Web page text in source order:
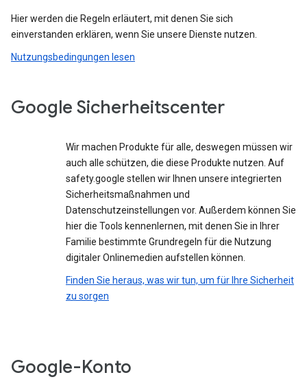
Hier werden die Regeln erläutert, mit denen Sie sich
einverstanden erklären, wenn Sie unsere Dienste nutzen.
Nutzungsbedingungen lesen
Google Sicherheitscenter
Wir machen Produkte für alle, deswegen müssen wir
auch alle schützen, die diese Produkte nutzen. Auf
safety.google stellen wir Ihnen unsere integrierten
Sicherheitsmaßnahmen und
Datenschutzeinstellungen vor. Außerdem können Sie
hier die Tools kennenlernen, mit denen Sie in Ihrer
Familie bestimmte Grundregeln für die Nutzung
digitaler Onlinemedien aufstellen können.
Finden Sie heraus, was wir tun, um für Ihre Sicherheit
zu sorgen
Google-Konto